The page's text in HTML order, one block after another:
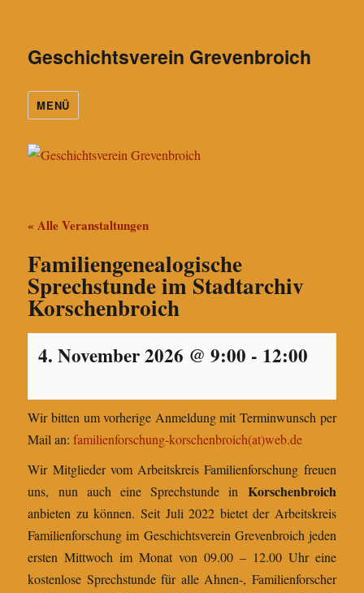
Geschichtsverein Grevenbroich
MENÜ
« Alle Veranstaltungen
Familiengenealogische
Sprechstunde im Stadtarchiv
Korschenbroich
4. November 2026 @ 9:00 - 12:00
Wir bitten um vorherige Anmeldung mit Terminwunsch per
Mail an:familienforschung-korschenbroich(at)web.de
Wir Mitglieder vom Arbeitskreis Familienforschung freuen
uns, nun auch eine Sprechstunde in Korschenbroich
anbieten zu können. Seit Juli 2022 bietet der Arbeitskreis
Familienforschung im Geschichtsverein Grevenbroich jeden
ersten Mittwoch im Monat von 09.00 – 12.00 Uhr eine
kostenlose Sprechstunde für alle Ahnen-, Familienforscher